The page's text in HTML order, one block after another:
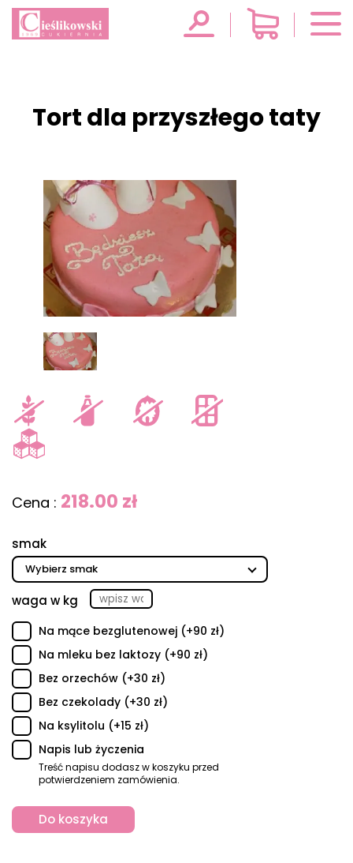
Tort dla przyszłego taty
Cena : 218.00 zł
smak
waga w kg
Na mące bezglutenowej (+90 zł)
Na mleku bez laktozy (+90 zł)
Bez orzechów (+30 zł)
Bez czekolady (+30 zł)
Na ksylitolu (+15 zł)
Napis lub życzenia
Treść napisu dodasz w koszyku przed
potwierdzeniem zamówienia.
Do koszyka